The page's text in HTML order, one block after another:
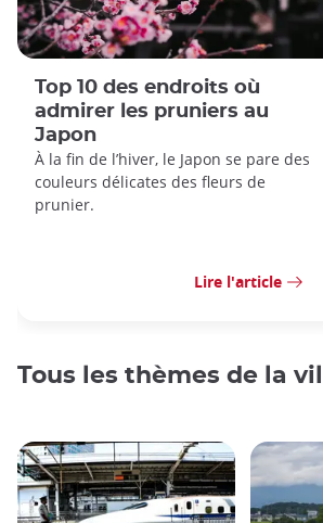
Top 10 des endroits où
admirer les pruniers au
Japon
À la fin de l’hiver, le Japon se pare des
couleurs délicates des fleurs de
prunier.
Lire l'article
Tous les thèmes de la